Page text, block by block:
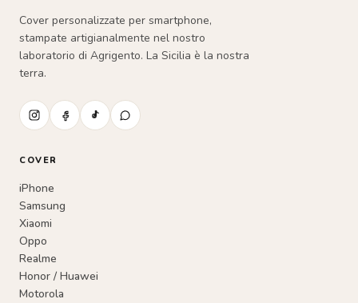
Cover personalizzate per smartphone,
stampate artigianalmente nel nostro
laboratorio di Agrigento. La Sicilia è la nostra
terra.
COVER
iPhone
Samsung
Xiaomi
Oppo
Realme
Honor / Huawei
Motorola